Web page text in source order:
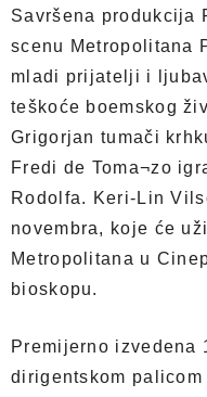
Savršena produkcija
scenu Metropolitana
mladi prijatelji i
teškoće boemskog
Grigorjan tumači
Fredi de Toma¬zo
Rodolfa. Keri-Lin
novembra, koje će
Metropolitana u
bioskopu.
Premijerno izvedena
dirigentskom